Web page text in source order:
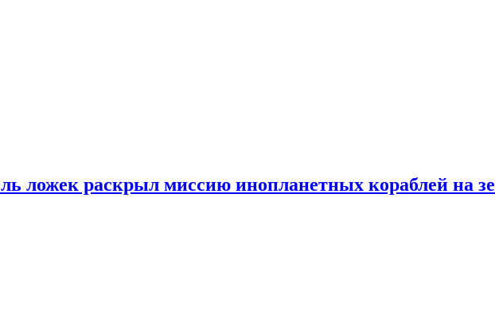
ложек раскрыл миссию инопланетных кораблей на